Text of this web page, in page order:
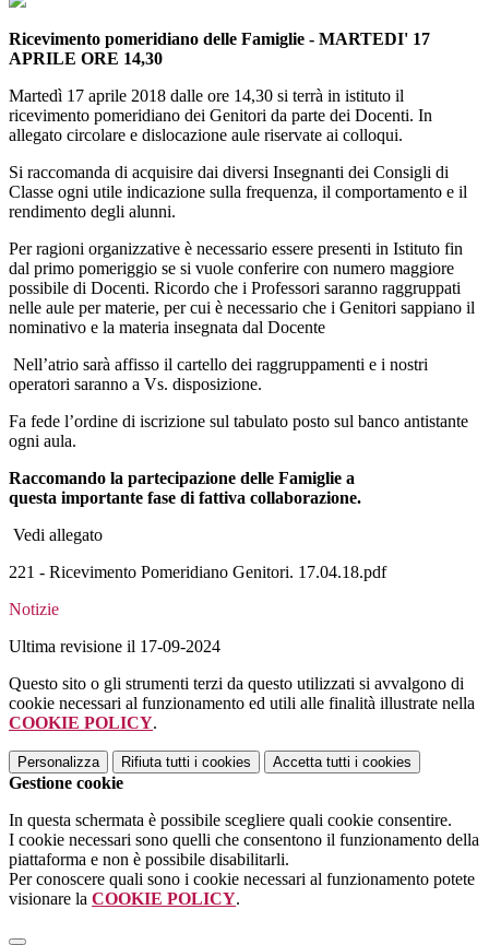
Ricevimento pomeridiano delle Famiglie - MARTEDI' 17
APRILE ORE 14,30
Martedì 17 aprile 2018 dalle ore 14,30 si terrà in istituto il
ricevimento pomeridiano dei Genitori da parte dei Docenti. In
allegato circolare e dislocazione aule riservate ai colloqui.
Si raccomanda di acquisire dai diversi Insegnanti dei Consigli di
Classe ogni utile indicazione sulla frequenza, il comportamento e il
rendimento degli alunni.
Per ragioni organizzative è necessario essere presenti in Istituto fin
dal primo pomeriggio se si vuole conferire con numero maggiore
possibile di Docenti. Ricordo che i Professori saranno raggruppati
nelle aule per materie, per cui è necessario che i Genitori sappiano il
nominativo e la materia insegnata dal Docente
Nell’atrio sarà affisso il cartello dei raggruppamenti e i nostri
operatori saranno a Vs. disposizione.
Fa fede l’ordine di iscrizione sul tabulato posto sul banco antistante
ogni aula.
Raccomando la partecipazione delle Famiglie a
questa importante fase di fattiva collaborazione.
Vedi allegato
221 - Ricevimento Pomeridiano Genitori. 17.04.18.pdf
Notizie
Ultima revisione il 17-09-2024
Questo sito o gli strumenti terzi da questo utilizzati si avvalgono di
cookie necessari al funzionamento ed utili alle finalità illustrate nella
COOKIE POLICY.
Personalizza Rifiuta tutti i cookies Accetta tutti i cookies
Gestione cookie
In questa schermata è possibile scegliere quali cookie consentire.
I cookie necessari sono quelli che consentono il funzionamento della
piattaforma e non è possibile disabilitarli.
Per conoscere quali sono i cookie necessari al funzionamento potete
visionare la COOKIE POLICY.